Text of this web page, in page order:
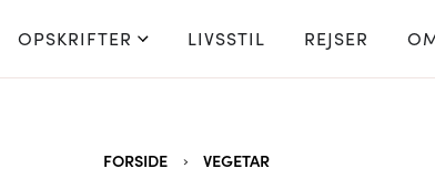
OPSKRIFTER LIVSSTIL REJSER
FORSIDE VEGETAR